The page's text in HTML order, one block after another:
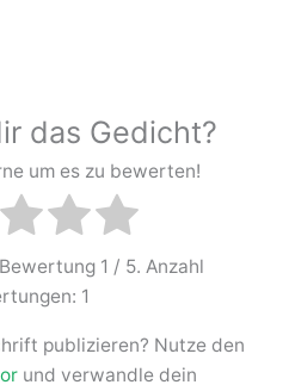
das Gedicht?
um es zu bewerten!
1 / 5. Anzahl
1
publizieren? Nutze den
und verwandle dein